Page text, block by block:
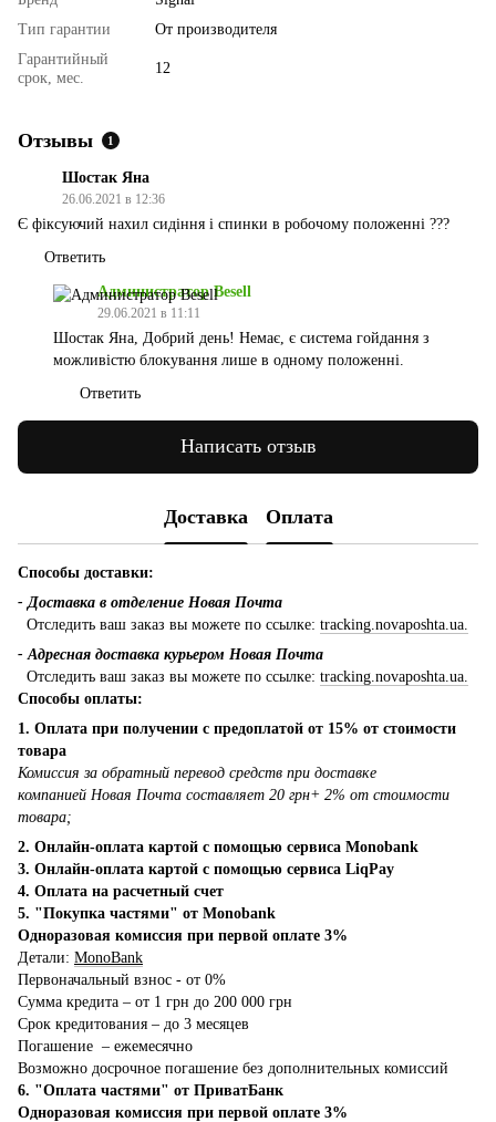
Тип гарантии
От производителя
Гарантийный
срок, мес.
12
Отзывы 1
Шостак Яна
26.06.2021 в 12:36
Є фіксуючий нахил сидіння і спинки в робочому положенні ???
Ответить
Администратор Besell
29.06.2021 в 11:11
Шостак Яна, Добрий день! Немає, є система гойдання з
можливістю блокування лише в одному положенні.
Ответить
Написать отзыв
Доставка Оплата
Способы доставки:
- Доставка в отделение Новая Почта
Отследить ваш заказ вы можете по ссылке: tracking.novaposhta.ua.
- Адресная доставка курьером Новая Почта
Отследить ваш заказ вы можете по ссылке: tracking.novaposhta.ua.
Способы оплаты:
1. Оплата при получении с предоплатой от 15% от стоимости
товара
Комиссия за обратный перевод средств при доставке
компанией Новая Почта составляет 20 грн+ 2% от стоимости
товара;
2. Онлайн-оплата картой с помощью сервиса Monobank
3. Онлайн-оплата картой с помощью сервиса LiqPay
4. Оплата на расчетный счет
5. "Покупка частями" от Monobank
Одноразовая комиссия при первой оплате 3%
Детали: MonoBank
Первоначальный взнос - от 0%
Сумма кредита – от 1 грн до 200 000 грн
Срок кредитования – до 3 месяцев
Погашение – ежемесячно
Возможно досрочное погашение без дополнительных комиссий
6. "Оплата частями" от ПриватБанк
Одноразовая комиссия при первой оплате 3%